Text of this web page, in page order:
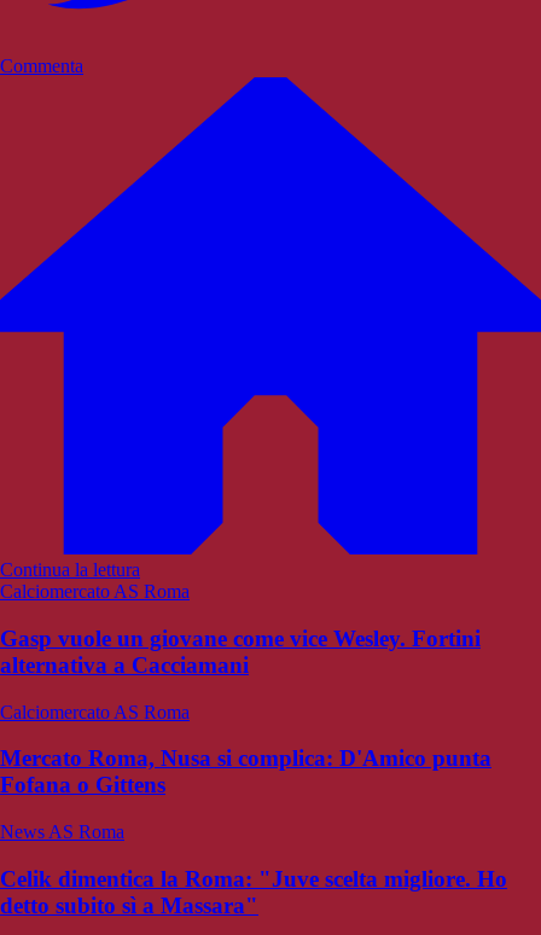
Commenta
Continua la lettura
Calciomercato AS Roma
Gasp vuole un giovane come vice Wesley. Fortini
alternativa a Cacciamani
Calciomercato AS Roma
Mercato Roma, Nusa si complica: D'Amico punta
Fofana o Gittens
News AS Roma
Celik dimentica la Roma: "Juve scelta migliore. Ho
detto subito sì a Massara"